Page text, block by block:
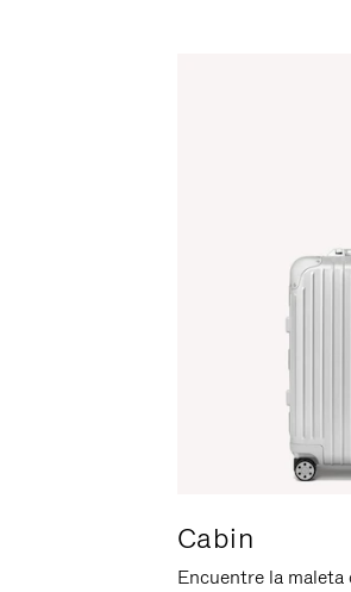
Cabin
Encuentre la maleta